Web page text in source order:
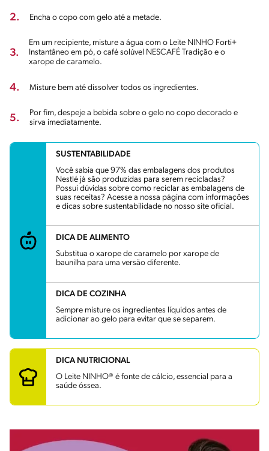
2. Encha o copo com gelo até a metade.
3.
Em um recipiente, misture a água com o Leite NINHO Forti+
Instantâneo em pó, o café solúvel NESCAFÉ Tradição e o
xarope de caramelo.
4. Misture bem até dissolver todos os ingredientes.
5.
Por fim, despeje a bebida sobre o gelo no copo decorado e
sirva imediatamente.
SUSTENTABILIDADE
Você sabia que 97% das embalagens dos produtos
Nestlé já são produzidas para serem recicladas?
Possui dúvidas sobre como reciclar as embalagens de
suas receitas? Acesse a nossa página com informações
e dicas sobre sustentabilidade no nosso site oficial.
DICA DE ALIMENTO
Substitua o xarope de caramelo por xarope de
baunilha para uma versão diferente.
DICA DE COZINHA
Sempre misture os ingredientes líquidos antes de
adicionar ao gelo para evitar que se separem.
DICA NUTRICIONAL
O Leite NINHO® é fonte de cálcio, essencial para a
saúde óssea.